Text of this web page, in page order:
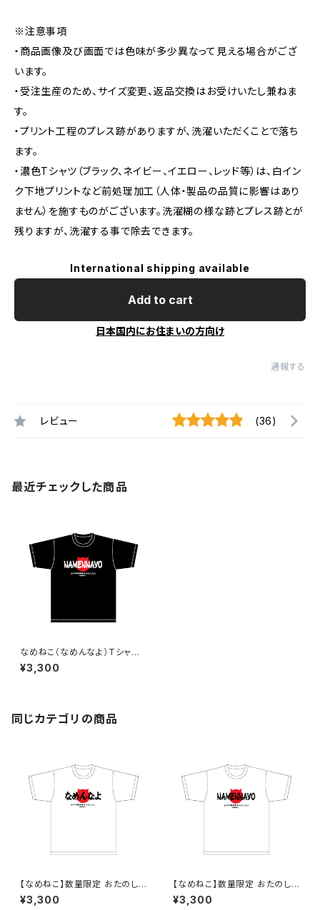
※注意事項
・商品画像及び画面では色味が多少異なって見える場合がござ
います。
・受注生産のため、サイズ変更、返品交換はお受けいたし兼ねま
す。
・プリント工程のプレス跡がありますが、洗濯いただくことで落ち
ます。
・濃色Tシャツ（ブラック、ネイビー、イエロー、レッド等）は、白イン
ク下地プリントなど前処理加工（人体・製品の品質に影響はあり
ません）を施すものがございます。洗濯糊の様な跡とプレス跡とが
残りますが、洗濯する事で除去できます。
International shipping available
Add to cart
日本国内にお住まいの方向け
通報する
レビュー (36)
最近チェックした商品
なめねこ（なめんなよ）Tシャツ
（Black）2
¥3,300
同じカテゴリの商品
【なめねこ】数量限定 おたのし
み企画！なくなり次第終了 な
めねこ（なめんなよ）Tシャツ
¥3,300
【なめねこ】数量限定 おたのし
み企画！なくなり次第終了 な
めねこ（なめんなよ）Tシャツ
¥3,300